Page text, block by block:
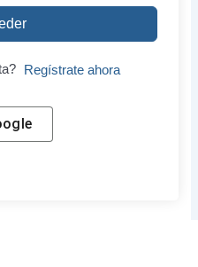
Regístrate ahora